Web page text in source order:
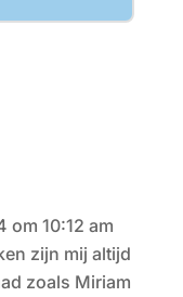
om 10:12 am
zijn mij altijd
zoals Miriam